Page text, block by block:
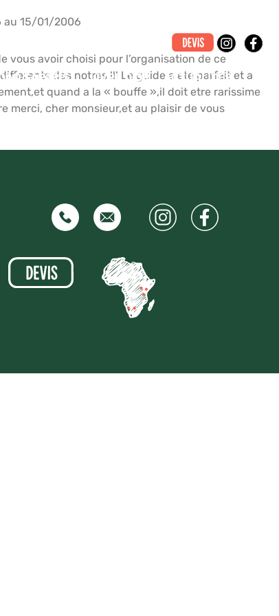
SAFARIS LIVRE D’OR ACTUALITÉS
15/01/2006
vous avoir choisi pour l’organisation de ce
des notres !!! Le guide a ete parfait et a
quand a la « bouffe »,il doit etre rarissime
merci, cher monsieur,et au plaisir de vous